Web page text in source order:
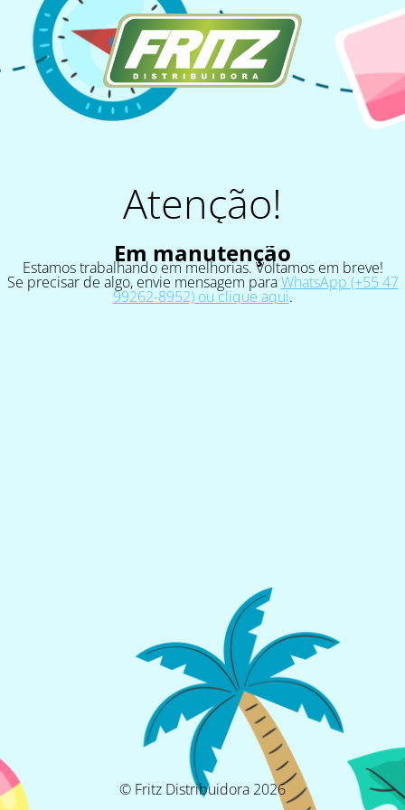
Atenção!
Em manutenção
Estamos trabalhando em melhorias. Voltamos em breve!
Se precisar de algo, envie mensagem paraWhatsApp (+55 47
99262-8952) ou clique aqui.
© Fritz Distribuidora 2026